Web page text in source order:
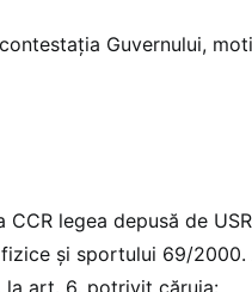
Guvernului,
CCR legea depusă de
şi sportului 69/2000.
la art. 6, potrivit căruia: